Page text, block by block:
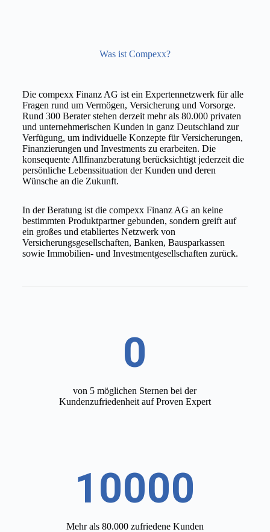
Was ist Compexx?
Die compexx Finanz AG ist ein Expertennetzwerk für alle
Fragen rund um Vermögen, Versicherung und Vorsorge.
Rund 300 Berater stehen derzeit mehr als 80.000 privaten
und unternehmerischen Kunden in ganz Deutschland zur
Verfügung, um individuelle Konzepte für Versicherungen,
Finanzierungen und Investments zu erarbeiten. Die
konsequente Allfinanzberatung berücksichtigt jederzeit die
persönliche Lebenssituation der Kunden und deren
Wünsche an die Zukunft.
In der Beratung ist die compexx Finanz AG an keine
bestimmten Produktpartner gebunden, sondern greift auf
ein großes und etabliertes Netzwerk von
Versicherungsgesellschaften, Banken, Bausparkassen
sowie Immobilien- und Investmentgesellschaften zurück.
0
von 5 möglichen Sternen bei der
Kundenzufriedenheit auf Proven Expert
10000
Mehr als 80.000 zufriedene Kunden